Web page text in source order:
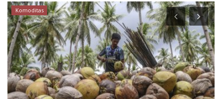
Komoditas